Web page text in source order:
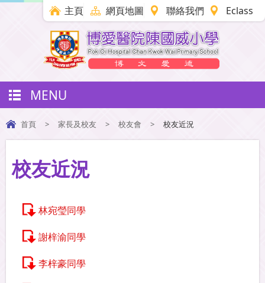
主頁 網頁地圖 聯絡我們 Eclass
MENU
首頁 > 家長及校友 > 校友會 > 校友近況
校友近況
林宛瑩同學
謝梓渝同學
李梓豪同學